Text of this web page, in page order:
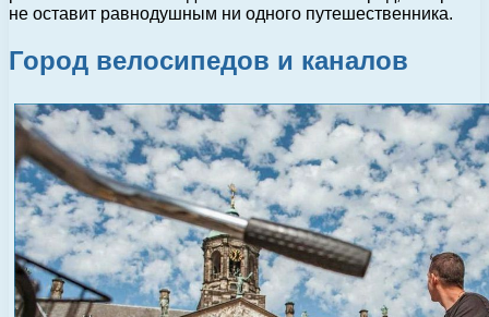
не оставит равнодушным ни одного путешественника.
Город велосипедов и каналов